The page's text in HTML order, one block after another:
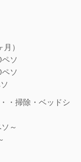
）
ソ
ソ
・掃除・ベッドシ